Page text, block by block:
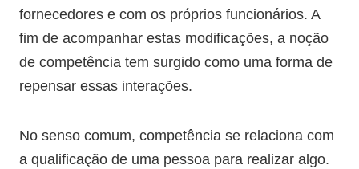
fornecedores e com os próprios funcionários. A
fim de acompanhar estas modificações, a noção
de competência tem surgido como uma forma de
repensar essas interações.
No senso comum, competência se relaciona com
a qualificação de uma pessoa para realizar algo.